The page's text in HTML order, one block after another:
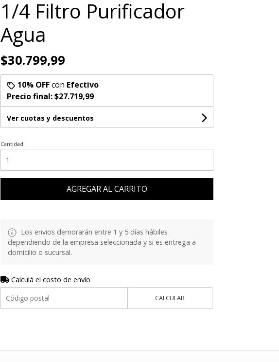
1/4 Filtro Purificador
Agua
$30.799,99
10% OFFcon Efectivo
Precio final:$27.719,99
Ver cuotas y descuentos
Cantidad
AGREGAR AL CARRITO
Los envios demorarán entre 1 y 5 días hábiles
dependiendo de la empresa seleccionada y si es entrega a
domicilio o sucursal.
Calculá el costo de envío
CALCULAR